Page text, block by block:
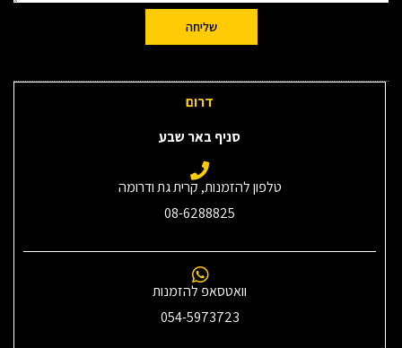
שליחה
דרום
סניף באר שבע
טלפון להזמנות, קרית גת ודרומה
08-6288825
וואטסאפ להזמנות
054-5973723